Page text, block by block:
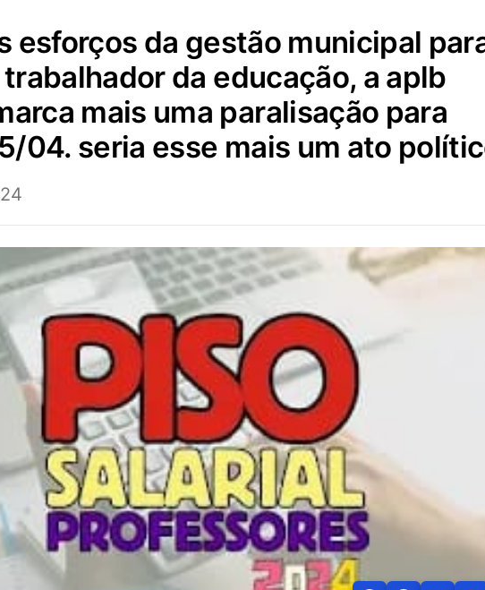
da educação, a aplb
mais uma paralisação para
04. seria esse mais um ato